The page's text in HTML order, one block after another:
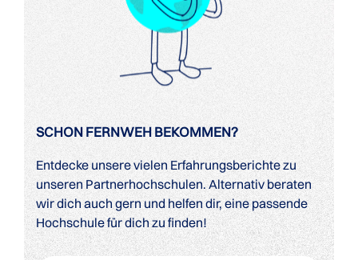
SCHON FERNWEH BEKOMMEN?
Entdecke unsere vielen Erfahrungsberichte zu
unseren Partnerhochschulen. Alternativ beraten
wir dich auch gern und helfen dir, eine passende
Hochschule für dich zu finden!